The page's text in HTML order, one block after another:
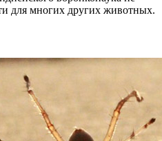
для многих других животных.